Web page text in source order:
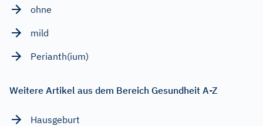
ohne
mild
Perianth(ium)
Weitere Artikel aus dem Bereich Gesundheit A-Z
Hausgeburt